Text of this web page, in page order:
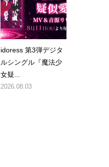
idoress 第3弾デジタ
ルシングル『魔法少
女疑...
2026.08.03